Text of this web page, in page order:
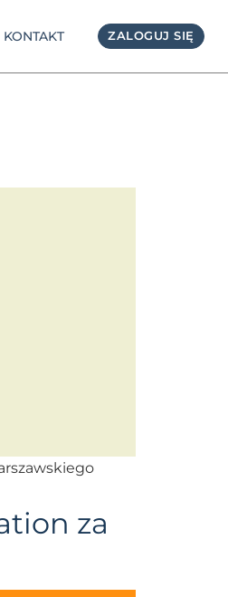
KONTAKT ZALOGUJ SIĘ
za